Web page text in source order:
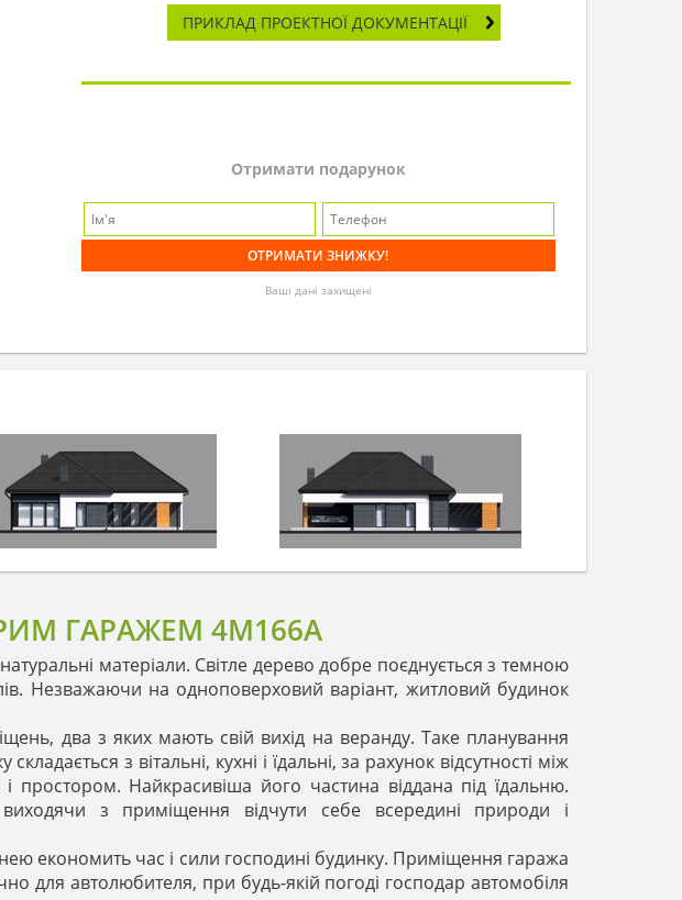
ПРИКЛАД ПРОЕКТНОЇ ДОКУМЕНТАЦІЇ
Отримати подарунок
Ваші дані захищені
ГАРАЖЕМ 4M166A
матеріали. Світле дерево добре поєднується з темною
Незважаючи на одноповерховий варіант, житловий будинок
два з яких мають свій вихід на веранду. Таке планування
з вітальні, кухні і їдальні, за рахунок відсутності між
Найкрасивіша його частина віддана під їдальню.
з приміщення відчути себе всередині природи і
економить час і сили господині будинку. Приміщення гаража
для автолюбителя, при будь-якій погоді господар автомобіля